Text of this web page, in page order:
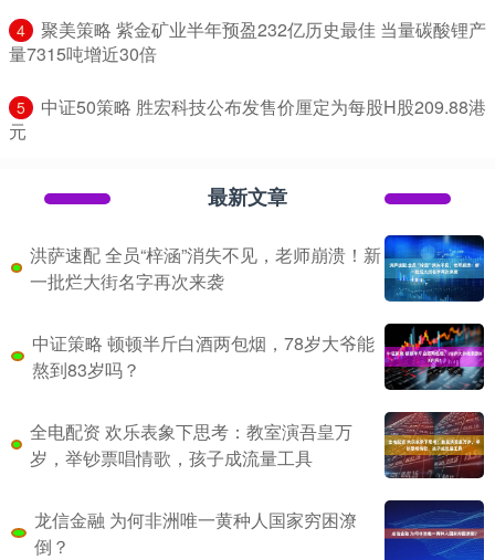
4
​聚美策略 紫金矿业半年预盈232亿历史最佳 当量碳酸锂产
量7315吨增近30倍
5
​中证50策略 胜宏科技公布发售价厘定为每股H股209.88港
元
最新文章
洪萨速配 全员“梓涵”消失不见，老师崩溃！新
一批烂大街名字再次来袭
中证策略 顿顿半斤白酒两包烟，78岁大爷能
熬到83岁吗？
全电配资 欢乐表象下思考：教室演吾皇万
岁，举钞票唱情歌，孩子成流量工具
龙信金融 为何非洲唯一黄种人国家穷困潦
倒？